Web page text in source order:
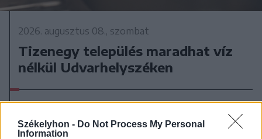
Székelyhon - Do Not Process My Personal
Information
2026. augusztus 08., szombat
Tizenegy település maradhat víz
nélkül Udvarhelyszéken